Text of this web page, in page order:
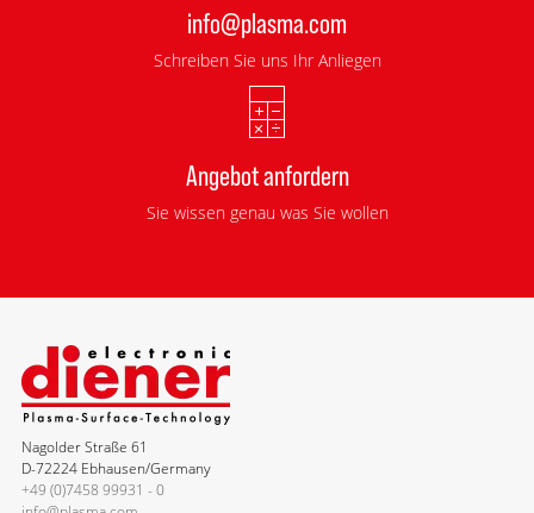
info@plasma.com
Schreiben Sie uns Ihr Anliegen
Angebot anfordern
Sie wissen genau was Sie wollen
Nagolder Straße 61
D-72224 Ebhausen/Germany
+49 (0)7458 99931 - 0